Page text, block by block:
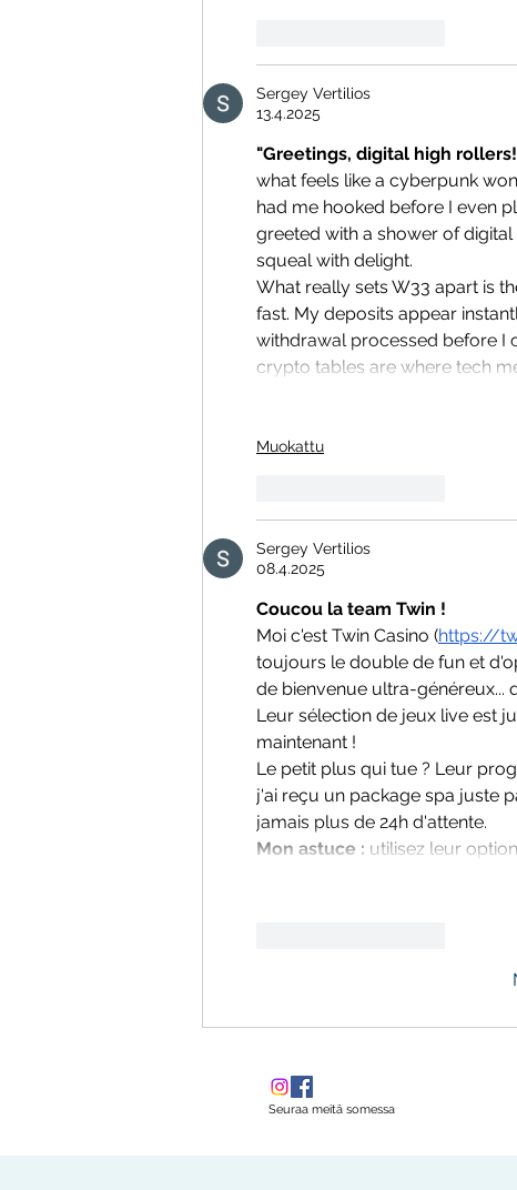
Sergey Vertilios
13.4.2025
"Greetings, digital high
what feels like a cyberpunk
had me hooked before I even
greeted with a shower of
squeal with delight.
What really sets W33 apart is
fast. My deposits appear
withdrawal processed before I
crypto tables are where tech
Muokattu
Sergey Vertilios
08.4.2025
Coucou la team Twin !
Moi c'est Twin Casino (https://
toujours le double de fun et
de bienvenue ultra-généreux...
Leur sélection de jeux live est
maintenant !
Le petit plus qui tue ? Leur
j'ai reçu un package spa juste
jamais plus de 24h d'attente.
Mon astuce : utilisez leur
Seuraa meitä somessa